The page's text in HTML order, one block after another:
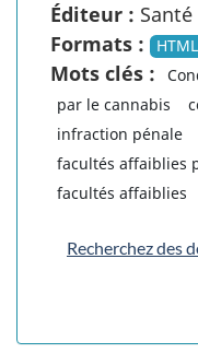
Éditeur : Santé
Formats :
HTML
Mots clés :
par le cannabis
infraction pénale
facultés affaiblies
facultés affaiblies
Recherchez des